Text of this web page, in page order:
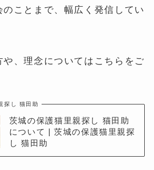
のことまで、幅広く発信してい
や、理念についてはこちらをご
探し 猫田助
茨城の保護猫里親探し 猫田助
について | 茨城の保護猫里親探
し 猫田助